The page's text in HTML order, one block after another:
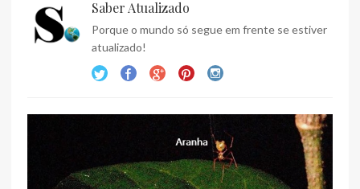
Saber Atualizado
Porque o mundo só segue em frente se estiver
atualizado!